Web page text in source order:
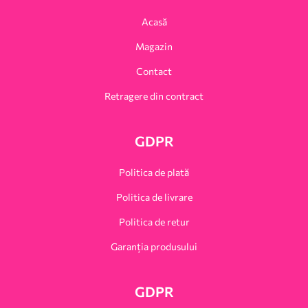
Acasă
Magazin
Contact
Retragere din contract
GDPR
Politica de plată
Politica de livrare
Politica de retur
Garanția produsului
GDPR